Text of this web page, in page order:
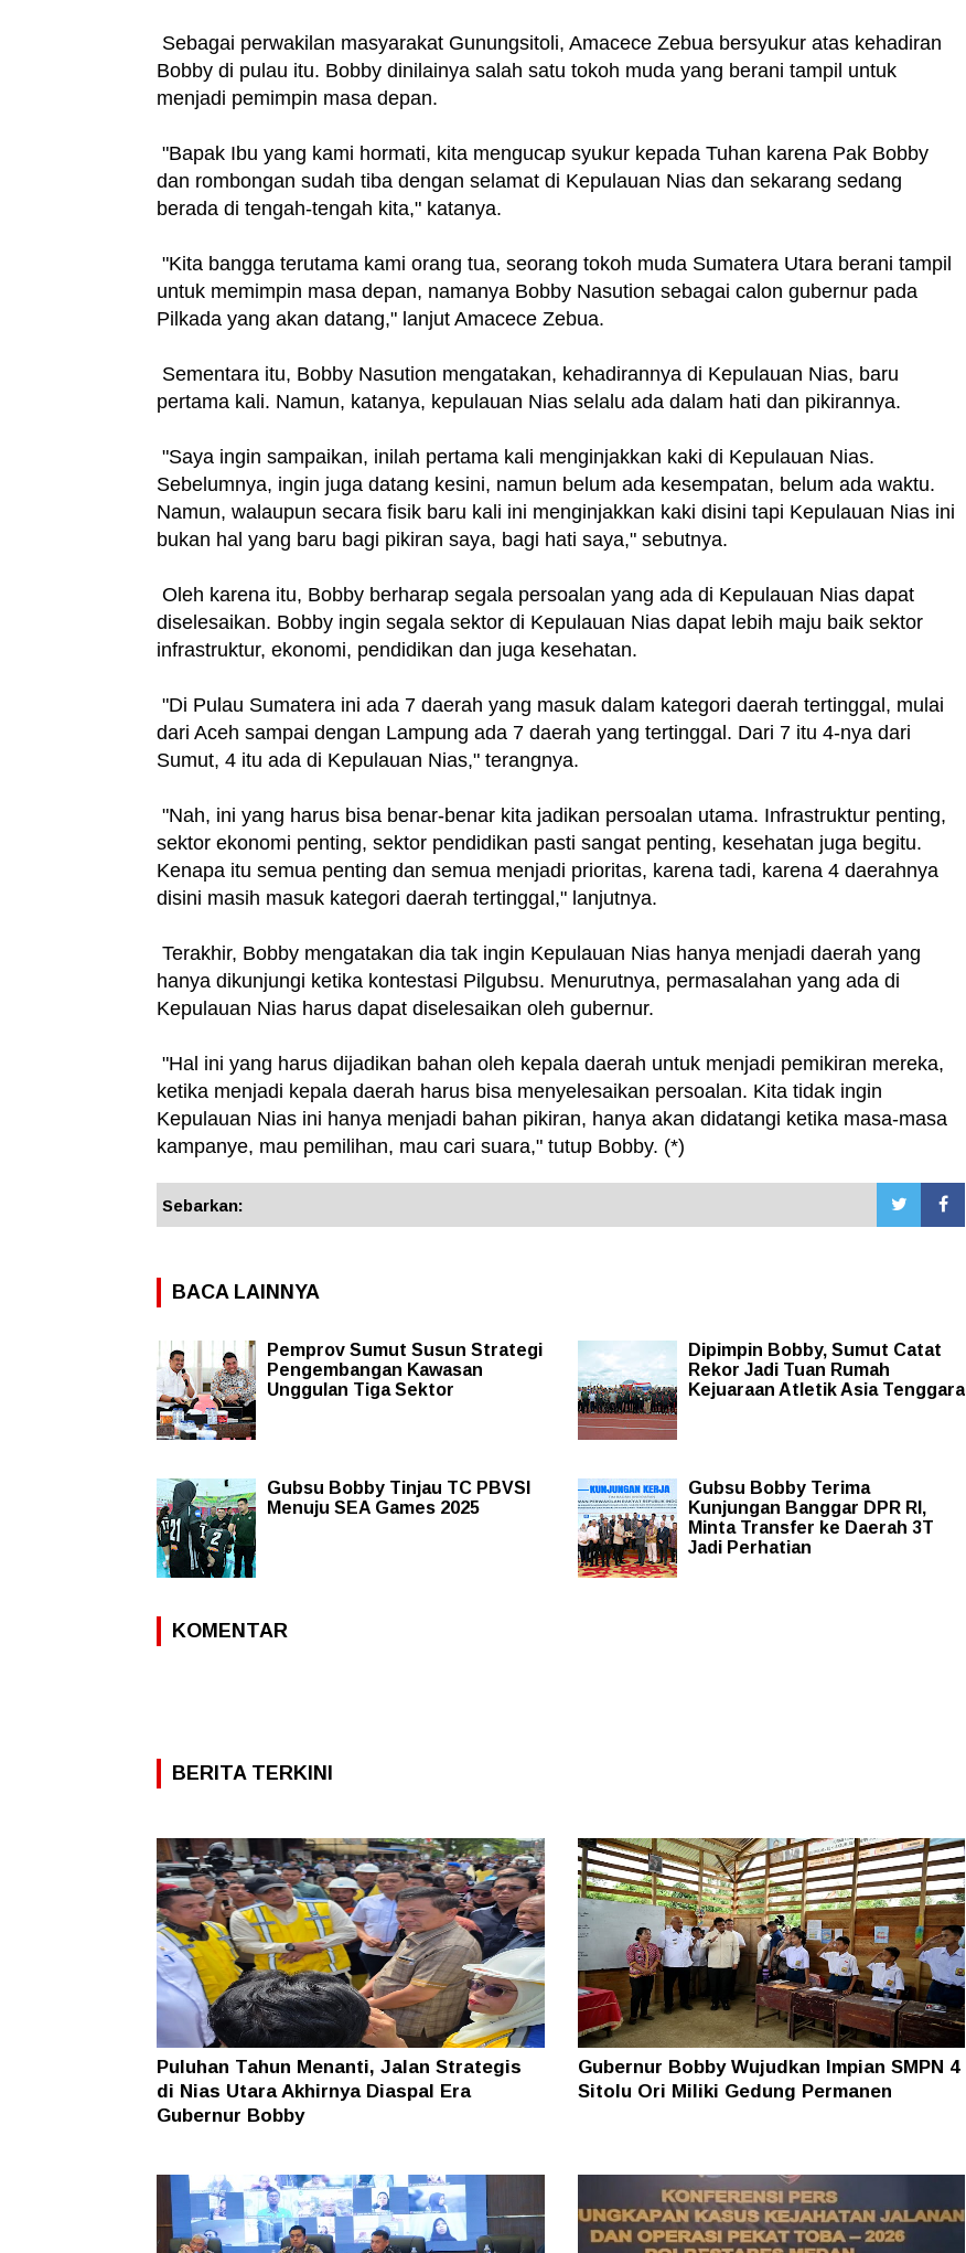
Sebagai perwakilan masyarakat Gunungsitoli, Amacece Zebua bersyukur atas kehadiran
Bobby di pulau itu. Bobby dinilainya salah satu tokoh muda yang berani tampil untuk
menjadi pemimpin masa depan.
"Bapak Ibu yang kami hormati, kita mengucap syukur kepada Tuhan karena Pak Bobby
dan rombongan sudah tiba dengan selamat di Kepulauan Nias dan sekarang sedang
berada di tengah-tengah kita," katanya.
"Kita bangga terutama kami orang tua, seorang tokoh muda Sumatera Utara berani tampil
untuk memimpin masa depan, namanya Bobby Nasution sebagai calon gubernur pada
Pilkada yang akan datang," lanjut Amacece Zebua.
Sementara itu, Bobby Nasution mengatakan, kehadirannya di Kepulauan Nias, baru
pertama kali. Namun, katanya, kepulauan Nias selalu ada dalam hati dan pikirannya.
"Saya ingin sampaikan, inilah pertama kali menginjakkan kaki di Kepulauan Nias.
Sebelumnya, ingin juga datang kesini, namun belum ada kesempatan, belum ada waktu.
Namun, walaupun secara fisik baru kali ini menginjakkan kaki disini tapi Kepulauan Nias ini
bukan hal yang baru bagi pikiran saya, bagi hati saya," sebutnya.
Oleh karena itu, Bobby berharap segala persoalan yang ada di Kepulauan Nias dapat
diselesaikan. Bobby ingin segala sektor di Kepulauan Nias dapat lebih maju baik sektor
infrastruktur, ekonomi, pendidikan dan juga kesehatan.
"Di Pulau Sumatera ini ada 7 daerah yang masuk dalam kategori daerah tertinggal, mulai
dari Aceh sampai dengan Lampung ada 7 daerah yang tertinggal. Dari 7 itu 4-nya dari
Sumut, 4 itu ada di Kepulauan Nias," terangnya.
"Nah, ini yang harus bisa benar-benar kita jadikan persoalan utama. Infrastruktur penting,
sektor ekonomi penting, sektor pendidikan pasti sangat penting, kesehatan juga begitu.
Kenapa itu semua penting dan semua menjadi prioritas, karena tadi, karena 4 daerahnya
disini masih masuk kategori daerah tertinggal," lanjutnya.
Terakhir, Bobby mengatakan dia tak ingin Kepulauan Nias hanya menjadi daerah yang
hanya dikunjungi ketika kontestasi Pilgubsu. Menurutnya, permasalahan yang ada di
Kepulauan Nias harus dapat diselesaikan oleh gubernur.
"Hal ini yang harus dijadikan bahan oleh kepala daerah untuk menjadi pemikiran mereka,
ketika menjadi kepala daerah harus bisa menyelesaikan persoalan. Kita tidak ingin
Kepulauan Nias ini hanya menjadi bahan pikiran, hanya akan didatangi ketika masa-masa
kampanye, mau pemilihan, mau cari suara," tutup Bobby. (*)
Sebarkan:
BACA LAINNYA
Pemprov Sumut Susun Strategi
Pengembangan Kawasan
Unggulan Tiga Sektor
Dipimpin Bobby, Sumut Catat
Rekor Jadi Tuan Rumah
Kejuaraan Atletik Asia Tenggara
Gubsu Bobby Tinjau TC PBVSI
Menuju SEA Games 2025
Gubsu Bobby Terima
Kunjungan Banggar DPR RI,
Minta Transfer ke Daerah 3T
Jadi Perhatian
KOMENTAR
BERITA TERKINI
Puluhan Tahun Menanti, Jalan Strategis
di Nias Utara Akhirnya Diaspal Era
Gubernur Bobby
Gubernur Bobby Wujudkan Impian SMPN 4
Sitolu Ori Miliki Gedung Permanen